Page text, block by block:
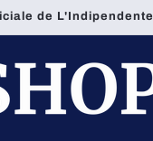
de L'Indipendente